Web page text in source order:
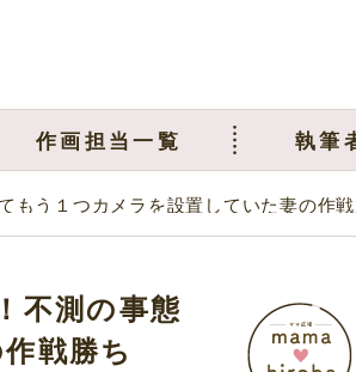
作画担当一覧 執筆
もう１つカメラを設置していた妻の作
不測の事態
戦勝ち